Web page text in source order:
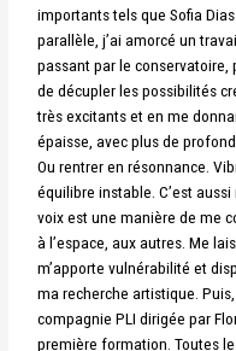
importants tels que Sofia
parallèle, j’ai amorcé un
passant par le
de décupler les possibilités
très excitants et en me
épaisse, avec plus de
Ou rentrer en résonnance.
équilibre instable. C’est
voix est une manière de me
à l’espace, aux autres. Me
m’apporte vulnérabilité et
ma recherche artistique.
compagnie PLI dirigée par
première formation. Toutes